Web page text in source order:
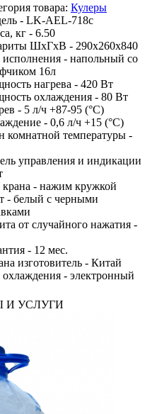
товара: Кулеры
- LK-AEL-718c
кг - 6.50
ШхГхВ - 290x260x840
- напольный со
16л
нагрева - 420 Вт
охлаждения - 80 Вт
- 5 л/ч +87-95 (°С)
- 0,6 л/ч +15 (°С)
комнатной температуры -
управления и индикации
- нажим кружкой
- белый с черными
от случайного нажатия -
- 12 мес.
изготовитель - Китай
- электронный
И УСЛУГИ